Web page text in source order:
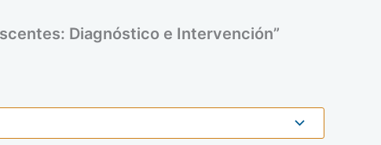
Diagnóstico e Intervención”